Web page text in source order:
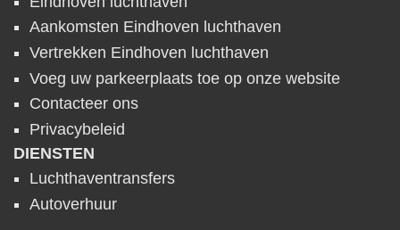
Aankomsten Eindhoven luchthaven
Vertrekken Eindhoven luchthaven
Voeg uw parkeerplaats toe op onze website
Contacteer ons
Privacybeleid
DIENSTEN
Luchthaventransfers
Autoverhuur